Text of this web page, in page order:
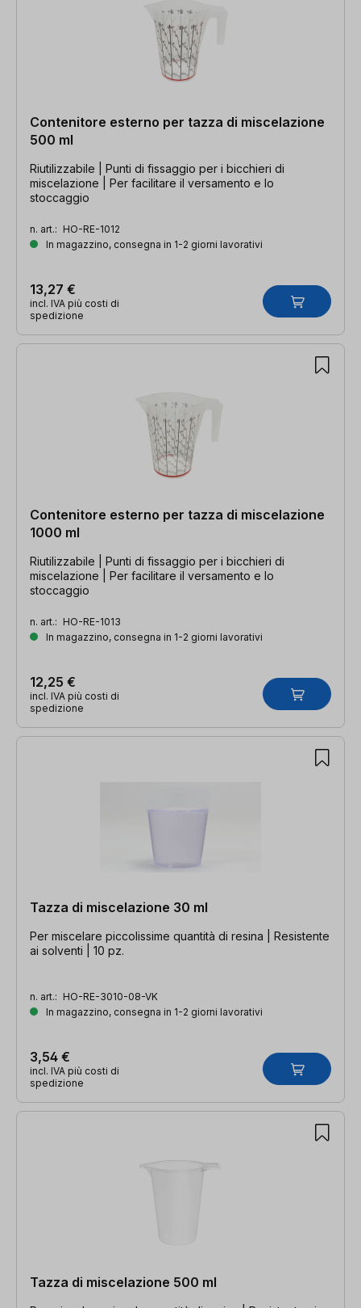
Contenitore esterno per tazza di miscelazione
500 ml
Riutilizzabile | Punti di fissaggio per i bicchieri di
miscelazione | Per facilitare il versamento e lo
stoccaggio
n. art.: HO-RE-1012
In magazzino, consegna in 1-2 giorni lavorativi
13,27 €
incl. IVA più costi di
spedizione
Contenitore esterno per tazza di miscelazione
1000 ml
Riutilizzabile | Punti di fissaggio per i bicchieri di
miscelazione | Per facilitare il versamento e lo
stoccaggio
n. art.: HO-RE-1013
In magazzino, consegna in 1-2 giorni lavorativi
12,25 €
incl. IVA più costi di
spedizione
Tazza di miscelazione 30 ml
Per miscelare piccolissime quantità di resina | Resistente
ai solventi | 10 pz.
n. art.: HO-RE-3010-08-VK
In magazzino, consegna in 1-2 giorni lavorativi
3,54 €
incl. IVA più costi di
spedizione
Tazza di miscelazione 500 ml